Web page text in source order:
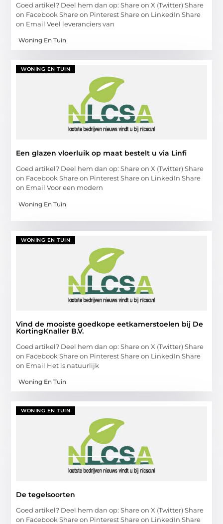
Goed artikel? Deel hem dan op: Share on X (Twitter) Share
on Facebook Share on Pinterest Share on LinkedIn Share
on Email Veel leveranciers van
Woning En Tuin
WONING EN TUIN
Een glazen vloerluik op maat bestelt u via Linfi
Goed artikel? Deel hem dan op: Share on X (Twitter) Share
on Facebook Share on Pinterest Share on LinkedIn Share
on Email Voor een modern
Woning En Tuin
WONING EN TUIN
Vind de mooiste goedkope eetkamerstoelen bij De
KortingKnaller B.V.
Goed artikel? Deel hem dan op: Share on X (Twitter) Share
on Facebook Share on Pinterest Share on LinkedIn Share
on Email Het is natuurlijk
Woning En Tuin
WONING EN TUIN
De tegelsoorten
Goed artikel? Deel hem dan op: Share on X (Twitter) Share
on Facebook Share on Pinterest Share on LinkedIn Share